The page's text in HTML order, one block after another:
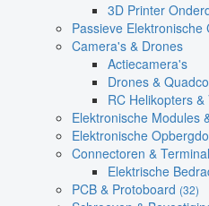
3D Printer
Passieve Elektronische
Camera's & Drones
Actiecamera's
Drones &
RC Helikopters &
Elektronische Modules
Elektronische
Connectoren &
Elektrische
PCB & Protoboard (32)